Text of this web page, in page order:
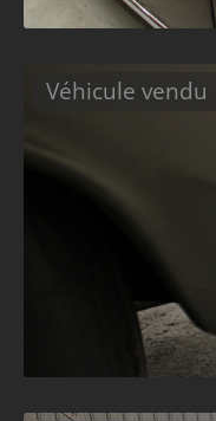
Véhicule vendu